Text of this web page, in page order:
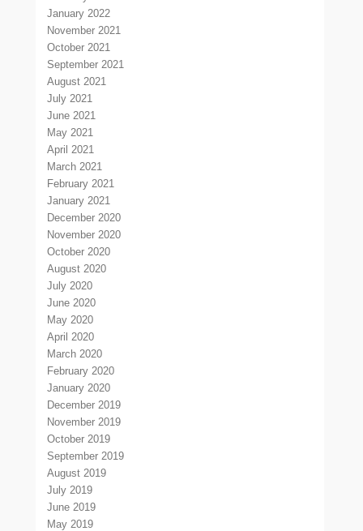
January 2022
November 2021
October 2021
September 2021
August 2021
July 2021
June 2021
May 2021
April 2021
March 2021
February 2021
January 2021
December 2020
November 2020
October 2020
August 2020
July 2020
June 2020
May 2020
April 2020
March 2020
February 2020
January 2020
December 2019
November 2019
October 2019
September 2019
August 2019
July 2019
June 2019
May 2019